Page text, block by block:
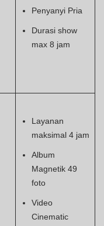
Penyanyi Pria
Durasi show
max 8 jam
Layanan
maksimal 4 jam
Album
Magnetik 49
foto
Video
Cinematic